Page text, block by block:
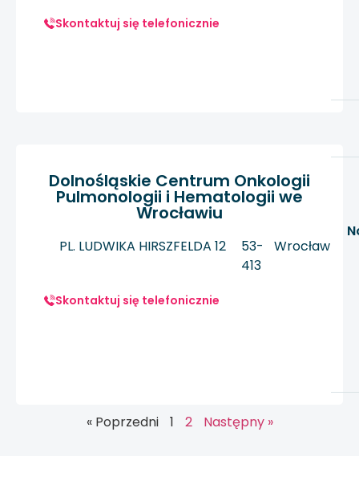
Skontaktuj się telefonicznie
Dolnośląskie Centrum Onkologii
Pulmonologii i Hematologii we
Wrocławiu
PL. LUDWIKA HIRSZFELDA 12
53-
413
Wrocław
Skontaktuj się telefonicznie
« Poprzedni 1 2 Następny »